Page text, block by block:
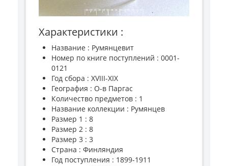
Характеристики :
Название : Румянцевит
Номер по книге поступлений : 0001-
0121
Год сбора : XVIII-XIX
География : О-в Паргас
Количество предметов : 1
Название коллекции : Румянцев
Размер 1 : 8
Размер 2 : 8
Размер 3 : 3
Страна : Финляндия
Год поступления : 1899-1911